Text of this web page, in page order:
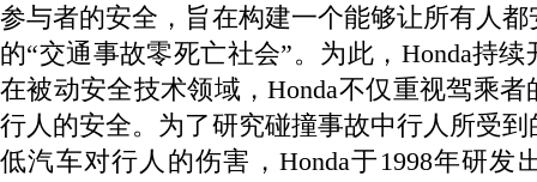
参与者的安全，旨在构建一个能够让所有人
的“交通事故零死亡社会”。为此， Honda持续
在被动安全技术领域，Honda不仅重视驾乘者
行人的安全。为了研究碰撞事故中行人所受
低汽车对行人的伤害， Honda于1998年研发